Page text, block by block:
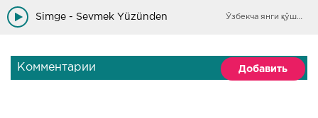
Simge - Sevmek Yüzünden Ўзбекча янги қўшиқлар
Комментарии Добавить